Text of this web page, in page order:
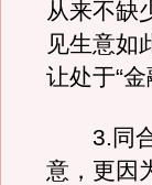
从来不缺
见生意如
让处于“
3.同合
意，更因